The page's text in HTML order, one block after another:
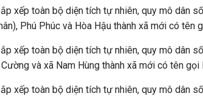
xếp toàn bộ diện tích tự nhiên, quy mô dân
Phú Phúc và Hòa Hậu thành xã mới có tên
xếp toàn bộ diện tích tự nhiên, quy mô dân
và xã Nam Hùng thành xã mới có tên gọi
xếp toàn bộ diện tích tự nhiên, quy mô dân